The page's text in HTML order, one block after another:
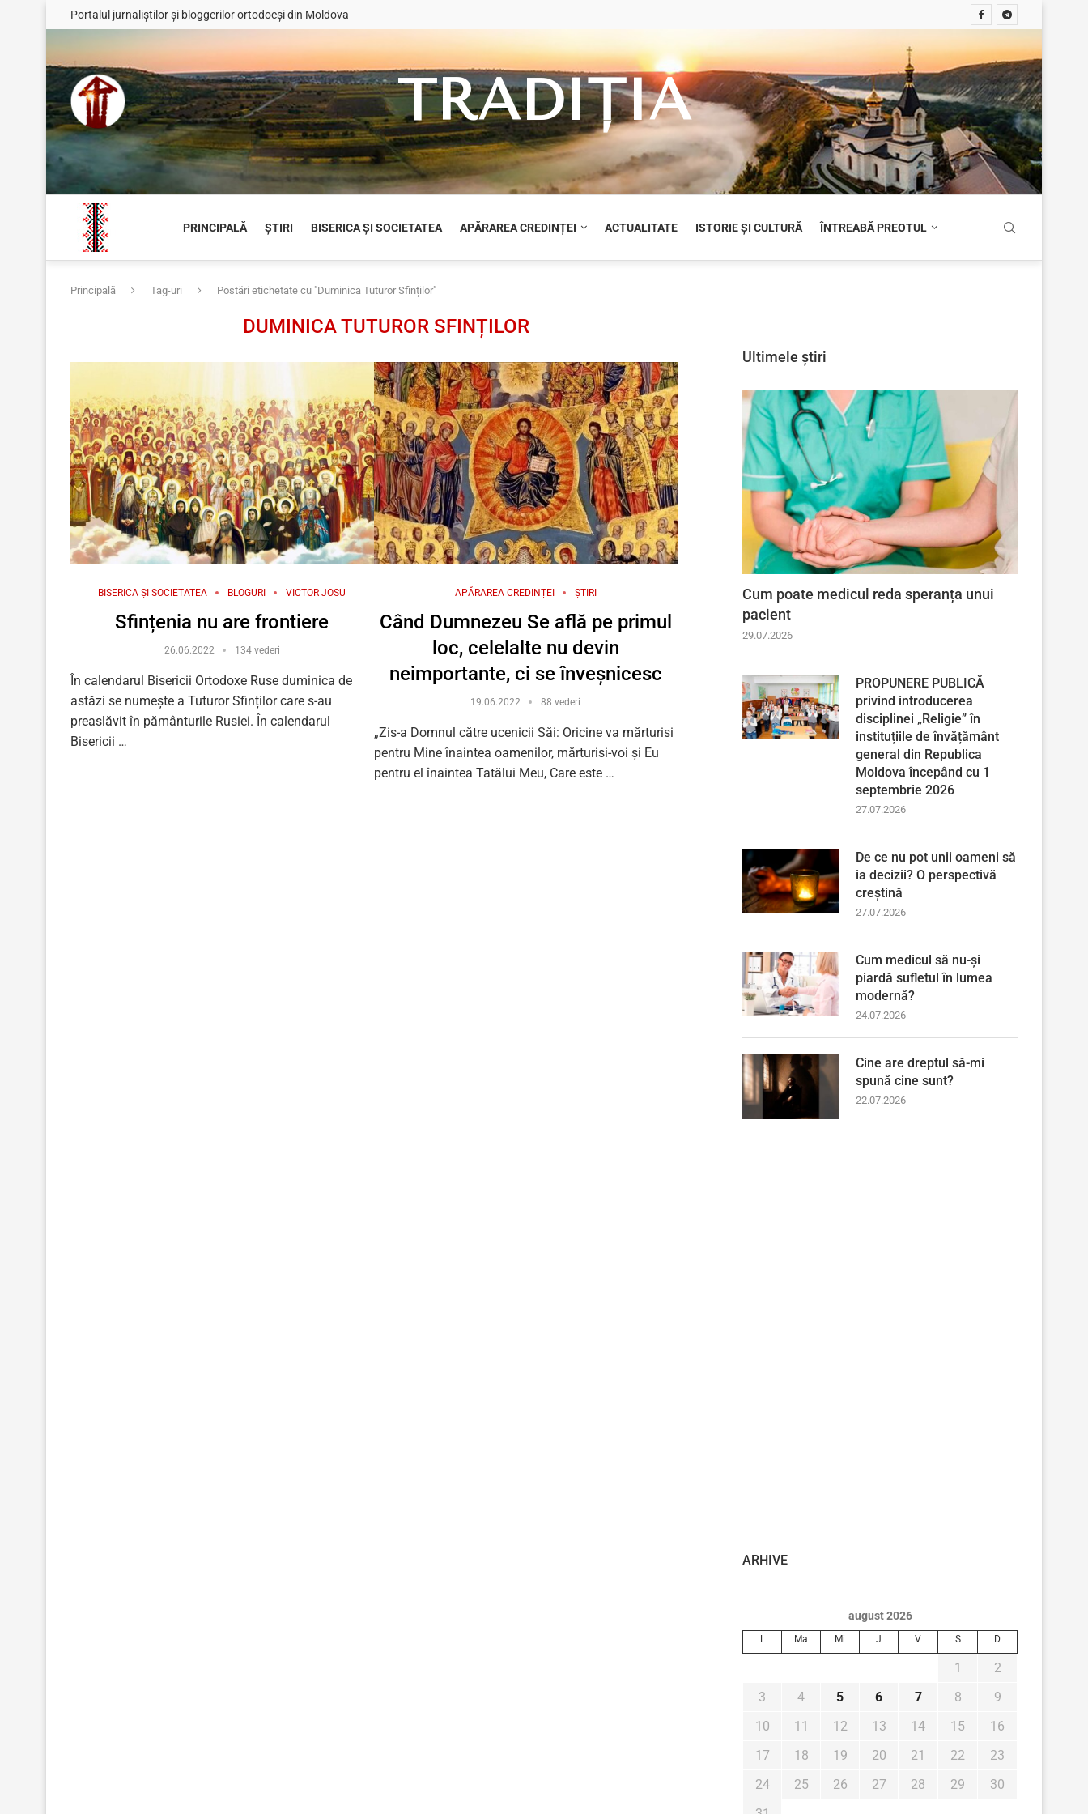
Portalul jurnaliștilor și bloggerilor ortodocși din Moldova
TRADIȚIA
PRINCIPALĂ ȘTIRI BISERICA ȘI SOCIETATEA APĂRAREA CREDINȚEI ACTUALITATE ISTORIE ȘI CULTURĂ ÎNTREABĂ PREOTUL
Principală Tag-uri Postări etichetate cu "Duminica Tuturor Sfinților"
DUMINICA TUTUROR SFINȚILOR
BISERICA ȘI SOCIETATEA BLOGURI VICTOR JOSU
Sfințenia nu are frontiere
26.06.2022 134 vederi
În calendarul Bisericii Ortodoxe Ruse duminica de
astăzi se numește a Tuturor Sfinților care s-au
preaslăvit în pământurile Rusiei. În calendarul
Bisericii …
APĂRAREA CREDINȚEI ȘTIRI
Când Dumnezeu Se află pe primul
loc, celelalte nu devin
neimportante, ci se înveșnicesc
19.06.2022 88 vederi
„Zis-a Domnul către ucenicii Săi: Oricine va mărturisi
pentru Mine înaintea oamenilor, mărturisi-voi şi Eu
pentru el înaintea Tatălui Meu, Care este …
Ultimele știri
Cum poate medicul reda speranța unui
pacient
29.07.2026
PROPUNERE PUBLICĂ
privind introducerea
disciplinei „Religie” în
instituțiile de învățământ
general din Republica
Moldova începând cu 1
septembrie 2026
27.07.2026
De ce nu pot unii oameni să
ia decizii? O perspectivă
creștină
27.07.2026
Cum medicul să nu-și
piardă sufletul în lumea
modernă?
24.07.2026
Cine are dreptul să-mi
spună cine sunt?
22.07.2026
ARHIVE
august 2026
L Ma Mi J V S D
1
2
3
4 5 6 7 8
9
10
11 12 13 14 15
16
17
18 19 20 21 22
23
24
25 26 27 28 29
30